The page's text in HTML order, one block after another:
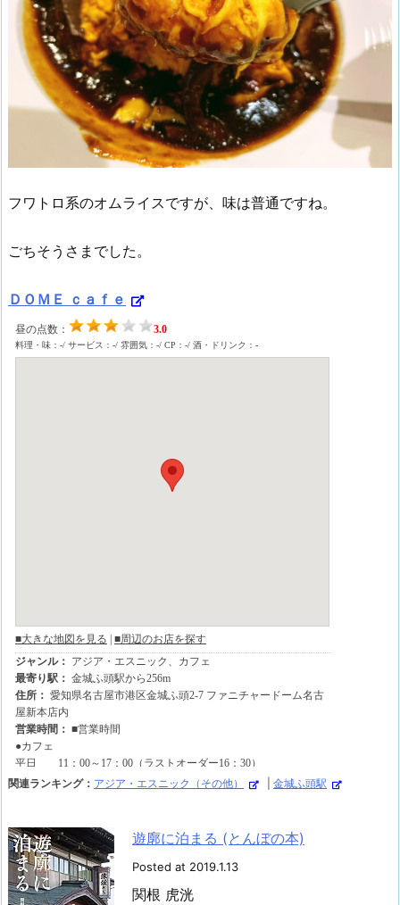
フワトロ系のオムライスですが、味は普通ですね。
ごちそうさまでした。
ＤＯＭＥ ｃａｆｅ
関連ランキング： アジア・エスニック（その他） 金城ふ頭駅
遊廓に泊まる (とんぼの本)
Posted at 2019.1.13
関根 虎洸